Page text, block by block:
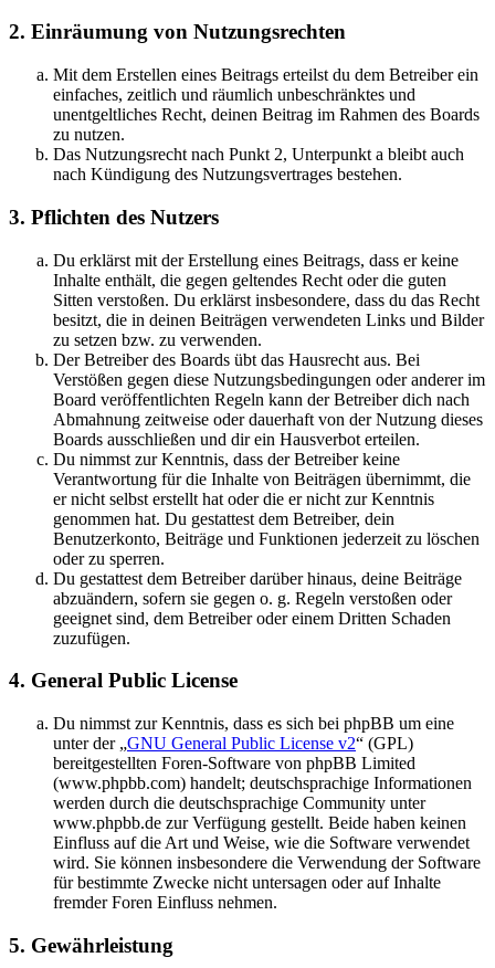
2. Einräumung von Nutzungsrechten
Mit dem Erstellen eines Beitrags erteilst du dem Betreiber ein
einfaches, zeitlich und räumlich unbeschränktes und
unentgeltliches Recht, deinen Beitrag im Rahmen des Boards
zu nutzen.
Das Nutzungsrecht nach Punkt 2, Unterpunkt a bleibt auch
nach Kündigung des Nutzungsvertrages bestehen.
3. Pflichten des Nutzers
Du erklärst mit der Erstellung eines Beitrags, dass er keine
Inhalte enthält, die gegen geltendes Recht oder die guten
Sitten verstoßen. Du erklärst insbesondere, dass du das Recht
besitzt, die in deinen Beiträgen verwendeten Links und Bilder
zu setzen bzw. zu verwenden.
Der Betreiber des Boards übt das Hausrecht aus. Bei
Verstößen gegen diese Nutzungsbedingungen oder anderer im
Board veröffentlichten Regeln kann der Betreiber dich nach
Abmahnung zeitweise oder dauerhaft von der Nutzung dieses
Boards ausschließen und dir ein Hausverbot erteilen.
Du nimmst zur Kenntnis, dass der Betreiber keine
Verantwortung für die Inhalte von Beiträgen übernimmt, die
er nicht selbst erstellt hat oder die er nicht zur Kenntnis
genommen hat. Du gestattest dem Betreiber, dein
Benutzerkonto, Beiträge und Funktionen jederzeit zu löschen
oder zu sperren.
Du gestattest dem Betreiber darüber hinaus, deine Beiträge
abzuändern, sofern sie gegen o. g. Regeln verstoßen oder
geeignet sind, dem Betreiber oder einem Dritten Schaden
zuzufügen.
4. General Public License
Du nimmst zur Kenntnis, dass es sich bei phpBB um eine
unter der „GNU General Public License v2“ (GPL)
bereitgestellten Foren-Software von phpBB Limited
(www.phpbb.com) handelt; deutschsprachige Informationen
werden durch die deutschsprachige Community unter
www.phpbb.de zur Verfügung gestellt. Beide haben keinen
Einfluss auf die Art und Weise, wie die Software verwendet
wird. Sie können insbesondere die Verwendung der Software
für bestimmte Zwecke nicht untersagen oder auf Inhalte
fremder Foren Einfluss nehmen.
5. Gewährleistung